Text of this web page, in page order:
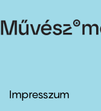
Footer
Impresszum